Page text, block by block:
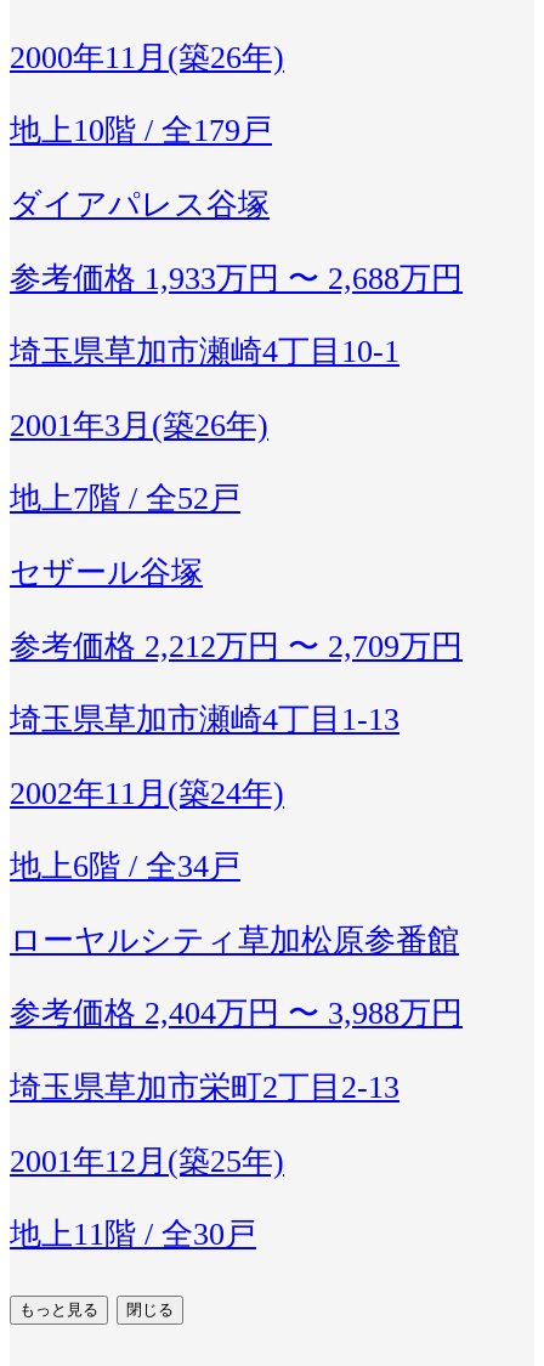
2000年11月(築26年)
地上10階 / 全179戸
ダイアパレス谷塚
参考価格 1,933万円 〜 2,688万円
埼玉県草加市瀬崎4丁目10-1
2001年3月(築26年)
地上7階 / 全52戸
セザール谷塚
参考価格 2,212万円 〜 2,709万円
埼玉県草加市瀬崎4丁目1-13
2002年11月(築24年)
地上6階 / 全34戸
ローヤルシティ草加松原参番館
参考価格 2,404万円 〜 3,988万円
埼玉県草加市栄町2丁目2-13
2001年12月(築25年)
地上11階 / 全30戸
もっと見る 閉じる